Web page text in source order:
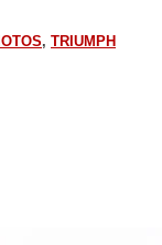
, TRIUMPH